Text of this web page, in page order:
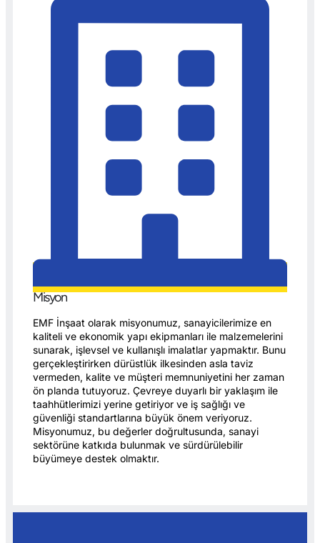
Misyon
EMF İnşaat olarak misyonumuz, sanayicilerimize en
kaliteli ve ekonomik yapı ekipmanları ile malzemelerini
sunarak, işlevsel ve kullanışlı imalatlar yapmaktır. Bunu
gerçekleştirirken dürüstlük ilkesinden asla taviz
vermeden, kalite ve müşteri memnuniyetini her zaman
ön planda tutuyoruz. Çevreye duyarlı bir yaklaşım ile
taahhütlerimizi yerine getiriyor ve iş sağlığı ve
güvenliği standartlarına büyük önem veriyoruz.
Misyonumuz, bu değerler doğrultusunda, sanayi
sektörüne katkıda bulunmak ve sürdürülebilir
büyümeye destek olmaktır.